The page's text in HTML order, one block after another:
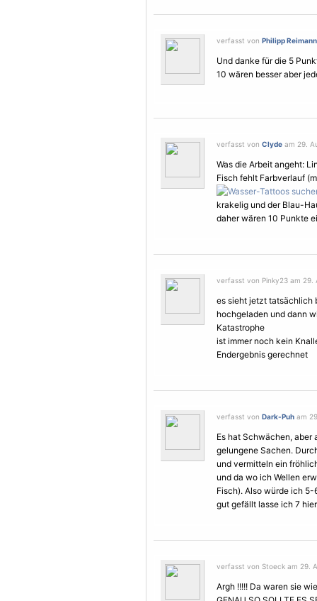
verfasst von Philipp Reimann
Und danke für die 5
10 wären besser aber
verfasst von Clyde am 29.
Was die Arbeit angeht:
Fisch fehlt Farbverlauf
krakelig und der Blau-
daher wären 10 Punkte
verfasst von Pinky23 am 29.
es sieht jetzt tatsächlich
hochgeladen und dann
Katastrophe
ist immer noch kein
Endergebnis gerechnet
verfasst von Dark-Puh am
Es hat Schwächen, aber
gelungene Sachen.
und vermitteln ein
und da wo ich Wellen
Fisch). Also würde ich
gut gefällt lasse ich 7
verfasst von Stoeck am 29.
Argh !!!!! Da waren sie